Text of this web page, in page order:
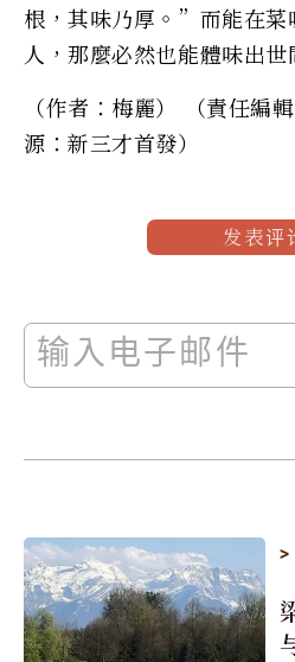
根，其味乃厚。”而能在菜
人，那麼必然也能體味出世
（作者：梅麗） （責任編
源：新三才首發）
发表评
>